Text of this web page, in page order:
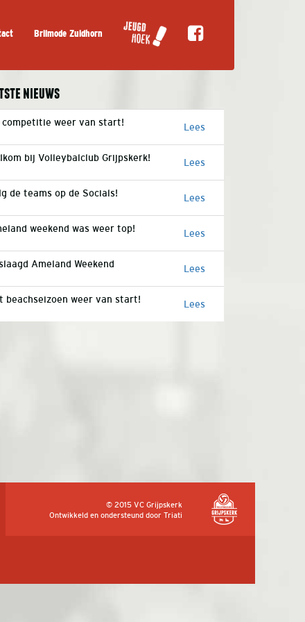
Brilmode Zuidhorn
nieuws
competitie weer van start! Lees
bij Volleybalclub Grijpskerk! Lees
de teams op de Socials! Lees
weekend was weer top! Lees
Ameland Weekend Lees
beachseizoen weer van start! Lees
© 2015 VC Grijpskerk
Ontwikkeld en ondersteund door Triati